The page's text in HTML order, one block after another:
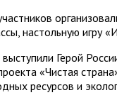
настольную игру
Герой
«Чистая
ресурсов и